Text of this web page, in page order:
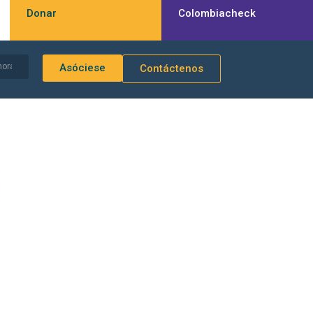
Donar Colombiacheck
Asóciese Contáctenos